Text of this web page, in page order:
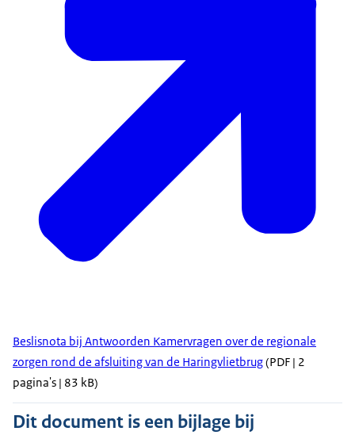
Beslisnota bij Antwoorden Kamervragen over de regionale
zorgen rond de afsluiting van de Haringvlietbrug(PDF | 2
pagina's | 83 kB)
Dit document is een bijlage bij